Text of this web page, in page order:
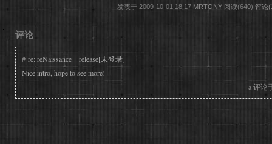
发表于 2009-10-01 18:17 MRTONY 阅读(640) 评论
评论
# re: reNaissance release[未登录]
Nice intro, hope to see more!
a评论